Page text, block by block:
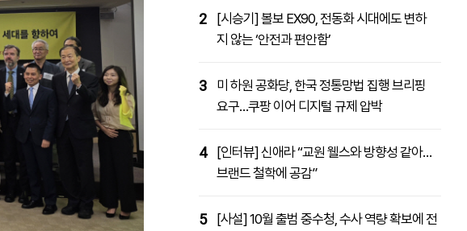
2
[시승기] 볼보 EX90, 전동화 시대에도 변하
지 않는 ‘안전과 편안함’
3
미 하원 공화당, 한국 정통망법 집행 브리핑
요구…쿠팡 이어 디지털 규제 압박
4
[인터뷰] 신애라 “교원 웰스와 방향성 같아…
브랜드 철학에 공감”
5
[사설] 10월 출범 중수청, 수사 역량 확보에 전